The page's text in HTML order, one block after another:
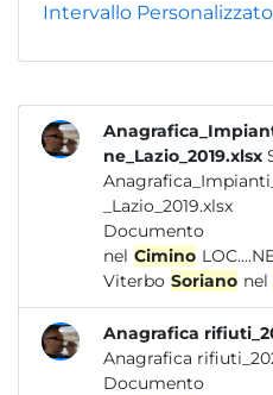
Intervallo
ne_Lazio_2019.xlsx
_Lazio_2019.xlsx
Documento
nel Cimino
Viterbo Soriano nel
Anagrafica
Anagrafica
Documento